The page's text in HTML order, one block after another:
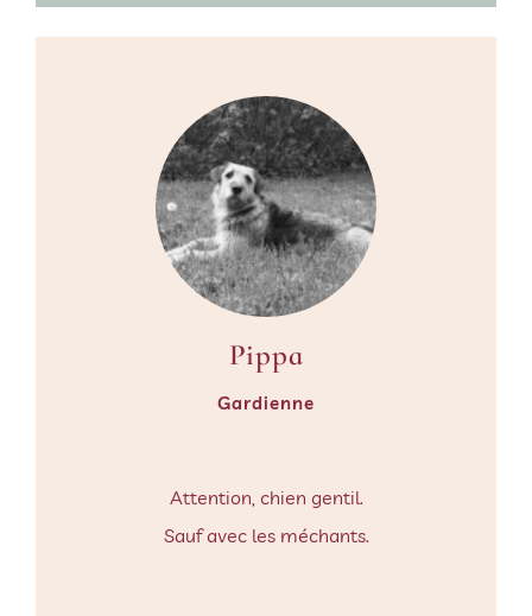
Pippa
Gardienne
Attention, chien gentil.
Sauf avec les méchants.